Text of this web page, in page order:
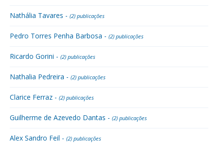
Nathália Tavares - (2) publicações
Pedro Torres Penha Barbosa - (2) publicações
Ricardo Gorini - (2) publicações
Nathalia Pedreira - (2) publicações
Clarice Ferraz - (2) publicações
Guilherme de Azevedo Dantas - (2) publicações
Alex Sandro Feil - (2) publicações